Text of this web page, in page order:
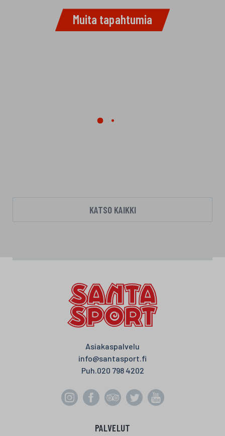
Muita tapahtumia
KATSO KAIKKI
Asiakaspalvelu
info@santasport.fi
Puh.020 798 4202
PALVELUT